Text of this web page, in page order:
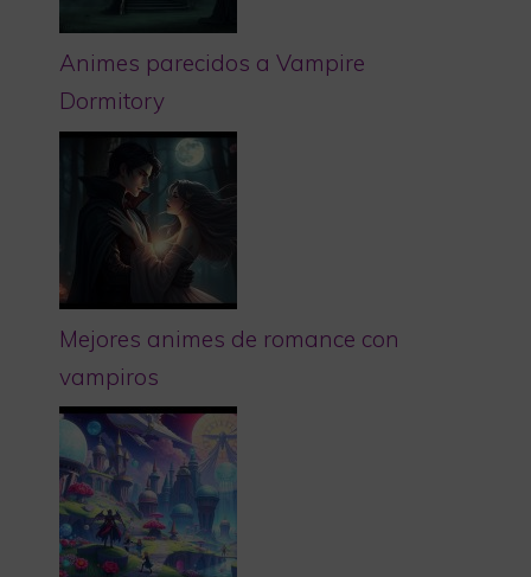
Animes parecidos a Vampire
Dormitory
Mejores animes de romance con
vampiros